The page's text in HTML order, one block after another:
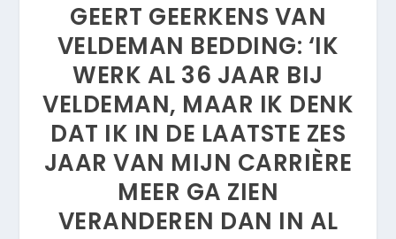
GEERT GEERKENS VAN
VELDEMAN BEDDING: ‘IK
WERK AL 36 JAAR BIJ
VELDEMAN, MAAR IK DENK
DAT IK IN DE LAATSTE ZES
JAAR VAN MIJN CARRIÈRE
MEER GA ZIEN
VERANDEREN DAN IN AL